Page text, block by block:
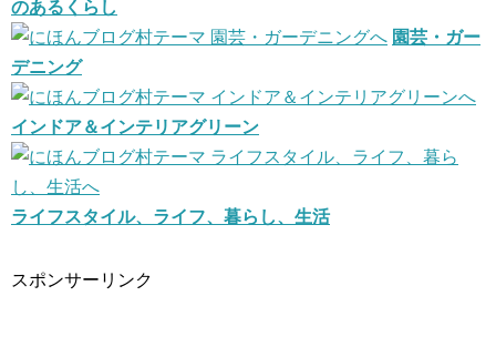
のあるくらし
園芸・ガー
デニング
インドア＆インテリアグリーン
ライフスタイル、ライフ、暮らし、生活
スポンサーリンク